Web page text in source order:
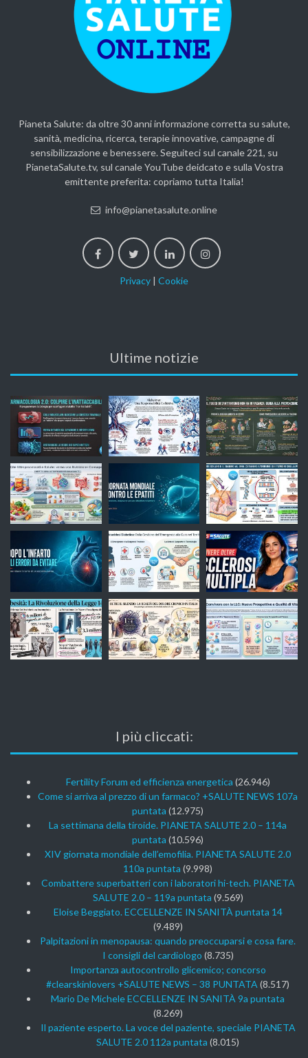
Pianeta Salute: da oltre 30 anni informazione corretta su salute,
sanità, medicina, ricerca, terapie innovative, campagne di
sensibilizzazione e benessere. Seguiteci sul canale 221, su
PianetaSalute.tv, sul canale YouTube deidcato e sulla Vostra
emittente preferita: copriamo tutta Italia!
info@pianetasalute.online
Privacy | Cookie
Ultime notizie
I più cliccati:
Fertility Forum ed efficienza energetica (26.946)
Come si arriva al prezzo di un farmaco? +SALUTE NEWS 107a
puntata (12.975)
La settimana della tiroide. PIANETA SALUTE 2.0 – 114a
puntata (10.596)
XIV giornata mondiale dell’emofilia. PIANETA SALUTE 2.0
110a puntata (9.998)
Combattere superbatteri con i laboratori hi-tech. PIANETA
SALUTE 2.0 – 119a puntata (9.569)
Eloise Beggiato. ECCELLENZE IN SANITÀ puntata 14
(9.489)
Palpitazioni in menopausa: quando preoccuparsi e cosa fare.
I consigli del cardiologo (8.735)
Importanza autocontrollo glicemico; concorso
#clearskinlovers +SALUTE NEWS – 38 PUNTATA (8.517)
Mario De Michele ECCELLENZE IN SANITÀ 9a puntata
(8.269)
Il paziente esperto. La voce del paziente, speciale PIANETA
SALUTE 2.0 112a puntata (8.015)